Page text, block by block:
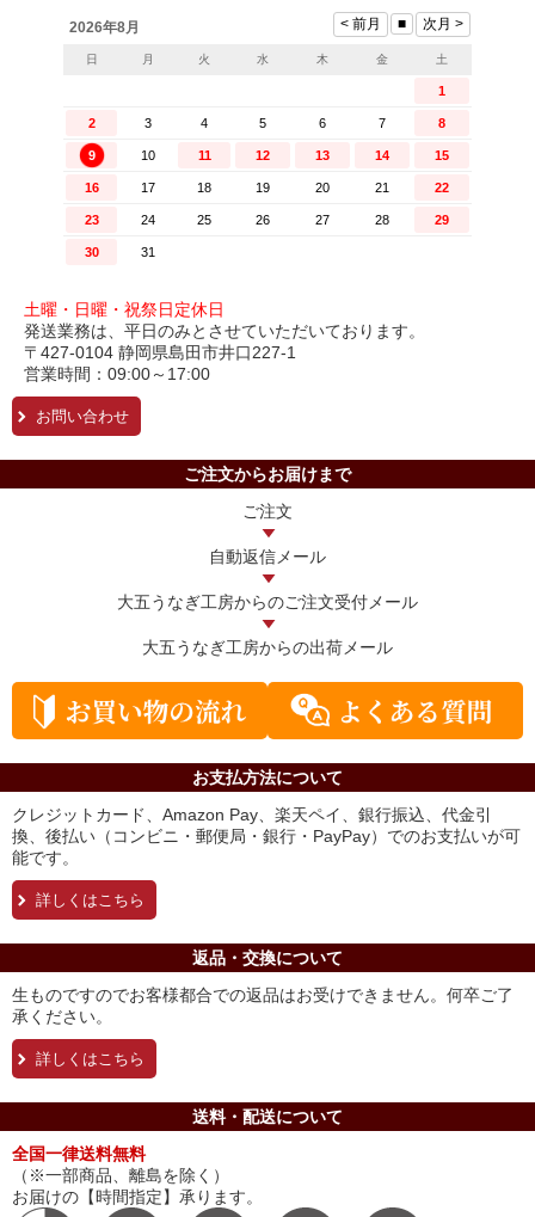
土曜・日曜・祝祭日定休日
発送業務は、平日のみとさせていただいております。
〒427-0104 静岡県島田市井口227-1
営業時間：09:00～17:00
お問い合わせ
ご注文からお届けまで
ご注文
自動返信メール
大五うなぎ工房からのご注文受付メール
大五うなぎ工房からの出荷メール
お支払方法について
クレジットカード、Amazon Pay、楽天ペイ、銀行振込、代金引
換、後払い（コンビニ・郵便局・銀行・PayPay）でのお支払いが可
能です。
詳しくはこちら
返品・交換について
生ものですのでお客様都合での返品はお受けできません。何卒ご了
承ください。
詳しくはこちら
送料・配送について
全国一律送料無料
（※一部商品、離島を除く）
お届けの【時間指定】承ります。